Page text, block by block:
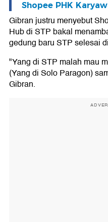
Shopee PHK
Gibran justru menyebut
Hub di STP bakal
gedung baru STP selesai
"Yang di STP malah mau
(Yang di Solo Paragon)
Gibran.